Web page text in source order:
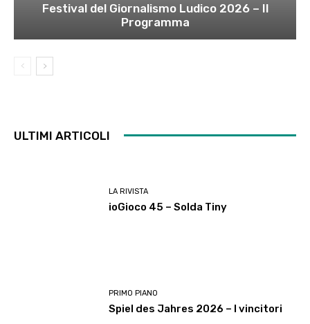
Festival del Giornalismo Ludico 2026 – Il
Programma
ULTIMI ARTICOLI
LA RIVISTA
ioGioco 45 – Solda Tiny
PRIMO PIANO
Spiel des Jahres 2026 – I vincitori